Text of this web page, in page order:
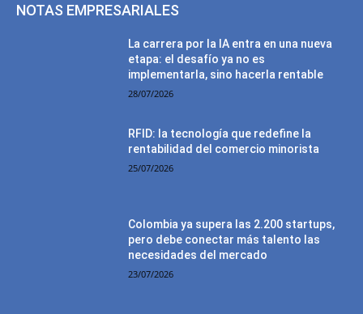
NOTAS EMPRESARIALES
La carrera por la IA entra en una nueva
etapa: el desafío ya no es
implementarla, sino hacerla rentable
28/07/2026
RFID: la tecnología que redefine la
rentabilidad del comercio minorista
25/07/2026
Colombia ya supera las 2.200 startups,
pero debe conectar más talento las
necesidades del mercado
23/07/2026